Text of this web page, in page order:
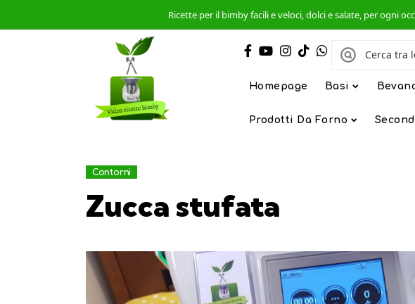
Ricette per il bimby facili e veloci, dolci e salate, per ogni
Homepage Basi
Prodotti Da Forno
Contorni
Zucca stufata